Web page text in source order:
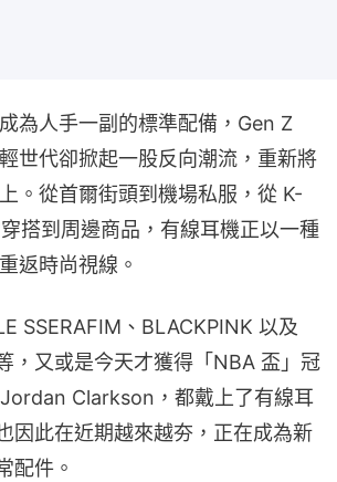
為人手一副的標準配備，Gen Z
世代卻掀起一股反向潮流，重新將
。從首爾街頭到機場私服，從 K-
搭到周邊商品，有線耳機正以一種
返時尚視線。
SSERAFIM、BLACKPINK 以及
，又或是今天才獲得「NBA 盃」冠
Clarkson，都戴上了有線耳
因此在近期越來越夯，正在成為新
配件。